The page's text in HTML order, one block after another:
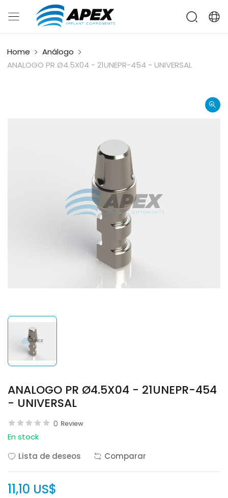
Home
Análogo
ANALOGO PR Ø4.5X04 - 21UNEPR-454 - UNIVERSAL
ANALOGO PR Ø4.5X04 - 21UNEPR-454
- UNIVERSAL
0 Review
En stock
Lista de deseos
Comparar
11,10 US$